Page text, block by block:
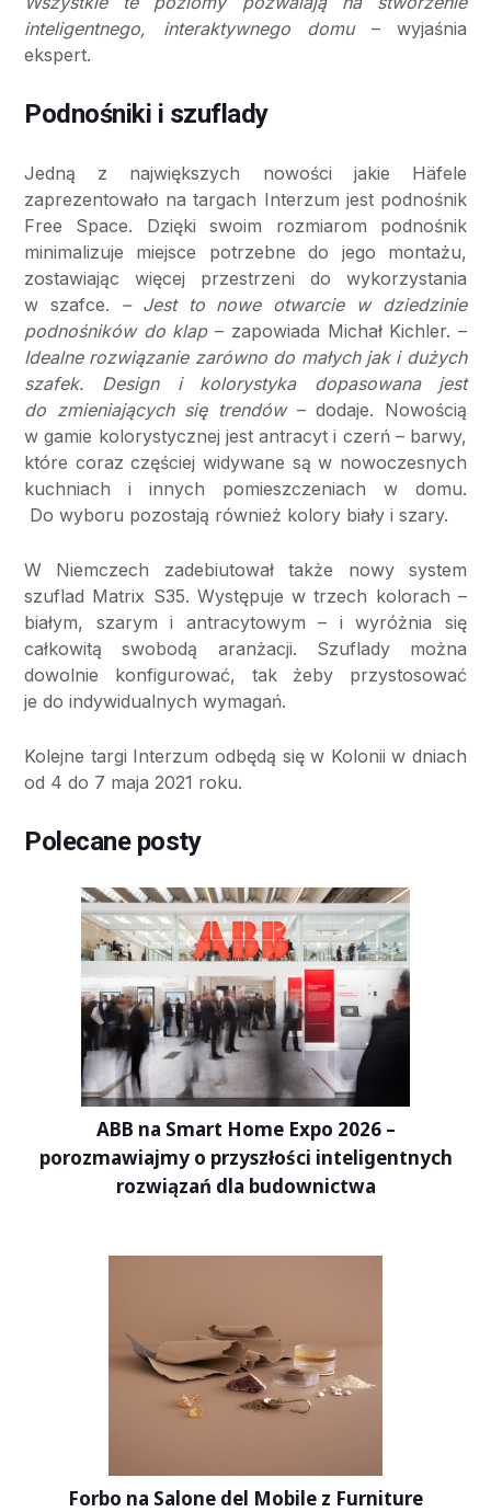
inteligentnego, interaktywnego domu – wyjaśnia
ekspert.
Podnośniki i szuflady
Jedną z największych nowości jakie Häfele
zaprezentowało na targach Interzum jest podnośnik
Free Space. Dzięki swoim rozmiarom podnośnik
minimalizuje miejsce potrzebne do jego montażu,
zostawiając więcej przestrzeni do wykorzystania
w szafce. – Jest to nowe otwarcie w dziedzinie
podnośników do klap– zapowiada Michał Kichler. –
Idealne rozwiązanie zarówno do małych jak i dużych
szafek. Design i kolorystyka dopasowana jest
do zmieniających się trendów– dodaje. Nowością
w gamie kolorystycznej jest antracyt i czerń – barwy,
które coraz częściej widywane są w nowoczesnych
kuchniach i innych pomieszczeniach w domu.
Do wyboru pozostają również kolory biały i szary.
W Niemczech zadebiutował także nowy system
szuflad Matrix S35. Występuje w trzech kolorach –
białym, szarym i antracytowym – i wyróżnia się
całkowitą swobodą aranżacji. Szuflady można
dowolnie konfigurować, tak żeby przystosować
je do indywidualnych wymagań.
Kolejne targi Interzum odbędą się w Kolonii w dniach
od 4 do 7 maja 2021 roku.
Polecane posty
ABB na Smart Home Expo 2026 –
porozmawiajmy o przyszłości inteligentnych
rozwiązań dla budownictwa
Forbo na Salone del Mobile z Furniture